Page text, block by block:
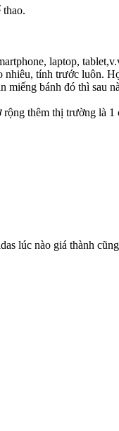
thao.
laptop,
tính trước luôn.
bánh đó thì sau
thêm thị trường là
lúc nào giá thành